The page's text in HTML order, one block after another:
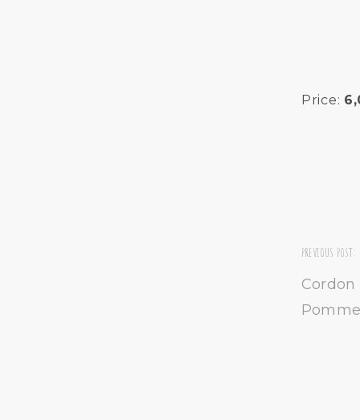
Price:
PREVIOUS POST: